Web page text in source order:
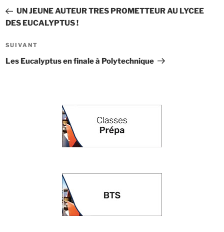
l’article
précédent
UN JEUNE AUTEUR TRES PROMETTEUR AU LYCEE
DES EUCALYPTUS !
Article
suivant
SUIVANT
Les Eucalyptus en finale à Polytechnique